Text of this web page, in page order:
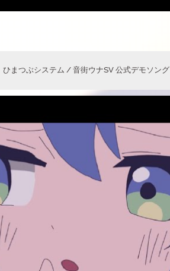
ひまつぶシステム / 音街ウナSV 公式デモソング